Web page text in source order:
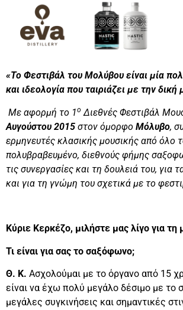
«Το Φεστιβάλ του Μολύβου είναι μία
και ιδεολογία που ταιριάζει με την
Με αφορμή το 1ο Διεθνές Φεστιβάλ
Αυγούστου 2015 στον όμορφο Μόλυβο,
ερμηνευτές κλασικής μουσικής από όλο
πολυβραβευμένο, διεθνούς φήμης
τις συνεργασίες και τη δουλειά του, για
και για τη γνώμη του σχετικά με το
Κύριε Κερκέζο, μιλήστε μας λίγο για
Τι είναι για σας το σαξόφωνο;
Θ. Κ. Ασχολούμαι με το όργανο από 15
είναι να έχω πολύ μεγάλο δέσιμο με
μεγάλες συγκινήσεις και σημαντικές